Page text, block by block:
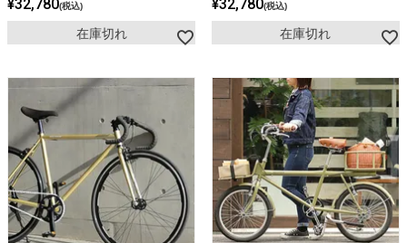
¥32,780 税込
在庫切れ
¥32,780 税込
在庫切れ